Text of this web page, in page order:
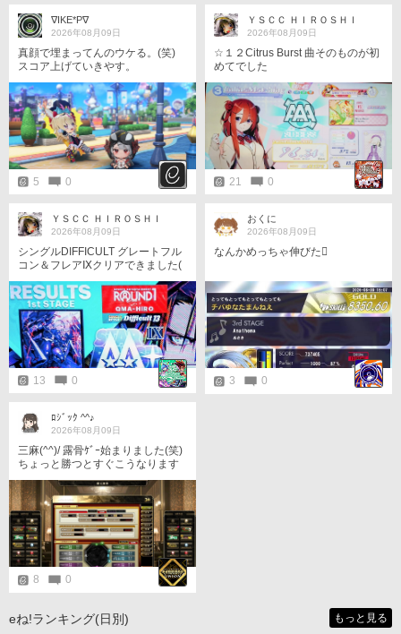
∇IKE*P∇
2026年08月09日
真顔で埋まってんのウケる。(笑)
スコア上げていきやす。
5 0
ＹＳＣＣ ＨＩＲＯＳＨＩ
2026年08月09日
☆１２Citrus Burst 曲そのものが初
めてでした
21 0
ＹＳＣＣ ＨＩＲＯＳＨＩ
2026年08月09日
シングルDIFFICULT グレートフル
コン＆フレアⅨクリアできました(
´∀｀)b
13 0
おくに
2026年08月09日
なんかめっちゃ伸びた󾍐
3 0
ﾛｼﾞｯｸ ^^♪
2026年08月09日
三麻(^^)/ 露骨ｹﾞｰ始まりました(笑)
ちょっと勝つとすぐこうなります
よね 自分だけでなくみんなこうな
るんだから露骨ｹﾞｰ 半荘やってみ
るか 8/9
8 0
eね!ランキング(日別) もっと見る